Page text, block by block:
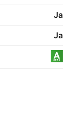
Ja
Ja